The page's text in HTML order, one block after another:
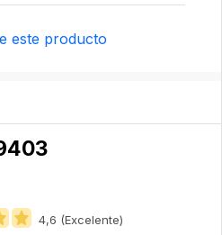
este producto
4,6 (Excelente)